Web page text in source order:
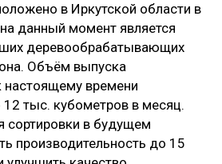
в Иркутской области в
данный момент является
деревообрабатывающих
Объём выпуска
настоящему времени
12 тыс. кубометров в месяц.
сортировки в будущем
производительность до 15